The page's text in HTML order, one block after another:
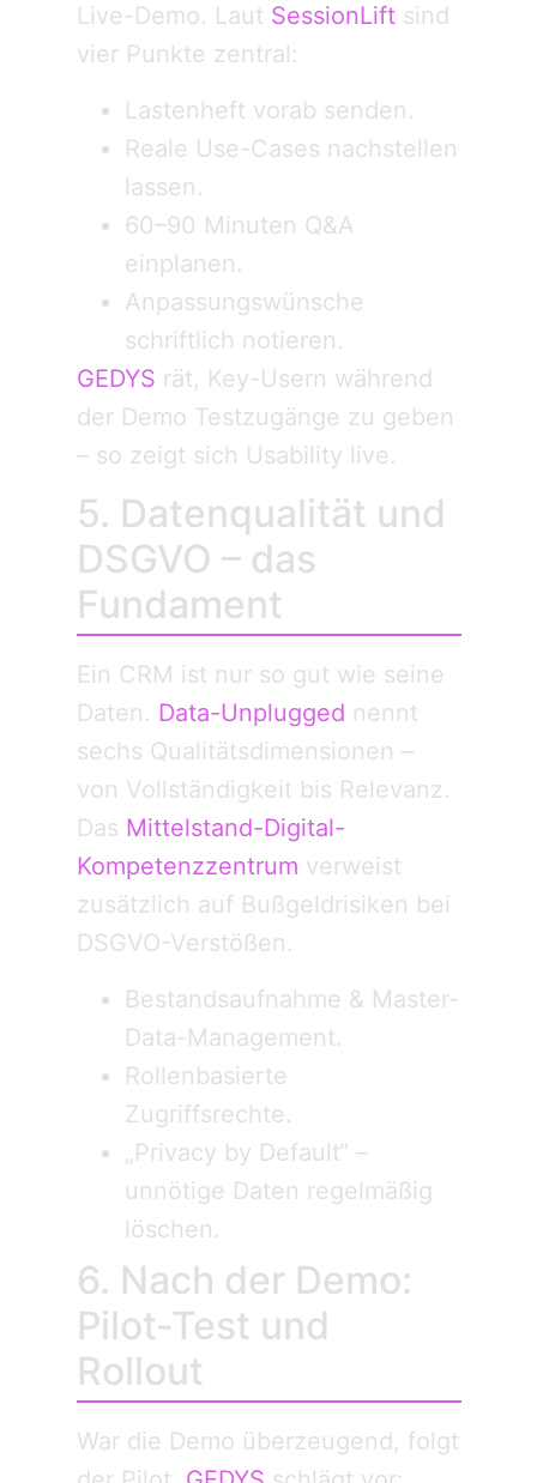
Live-Demo. Laut SessionLiftsind
vier Punkte zentral:
Lastenheft vorab senden.
Reale Use-Cases nachstellen
lassen.
60–90 Minuten Q&A
einplanen.
Anpassungswünsche
schriftlich notieren.
GEDYS rät, Key-Usern während
der Demo Testzugänge zu geben
– so zeigt sich Usability live.
5. Datenqualität und
DSGVO – das
Fundament
Ein CRM ist nur so gut wie seine
Daten. Data-Unplugged nennt
sechs Qualitätsdimensionen –
von Vollständigkeit bis Relevanz.
Das Mittelstand-Digital-
Kompetenzzentrum verweist
zusätzlich auf Bußgeldrisiken bei
DSGVO-Verstößen.
Bestandsaufnahme & Master-
Data-Management.
Rollenbasierte
Zugriffsrechte.
„Privacy by Default“ –
unnötige Daten regelmäßig
löschen.
6. Nach der Demo:
Pilot-Test und
Rollout
War die Demo überzeugend, folgt